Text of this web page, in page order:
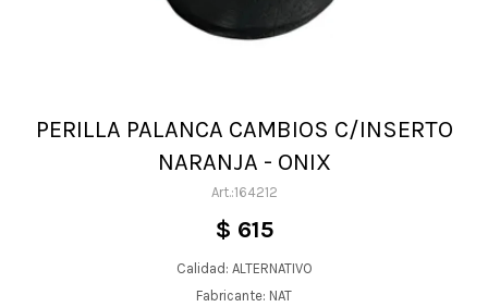
PERILLA PALANCA CAMBIOS C/INSERTO
NARANJA - ONIX
164212
$ 615
Calidad: ALTERNATIVO
Fabricante: NAT